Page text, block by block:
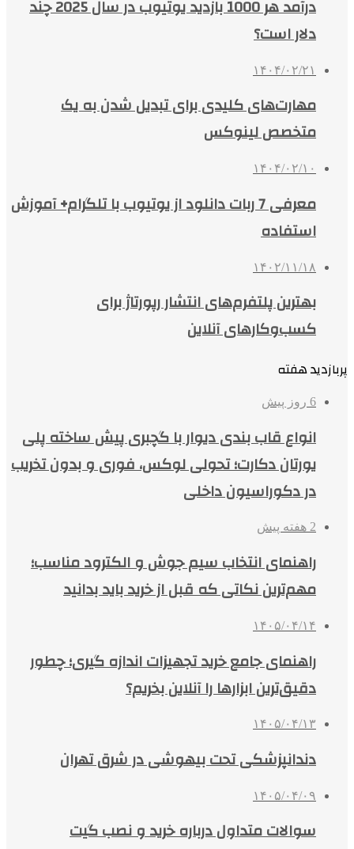
درآمد هر 1000 بازدید یوتیوب در سال 2025 چند
دلار است؟
۱۴۰۴/۰۲/۲۱
مهارت‌های کلیدی برای تبدیل شدن به یک
متخصص لینوکس
۱۴۰۴/۰۲/۱۰
معرفی 7 ربات دانلود از یوتیوب با تلگرام+ آموزش
استفاده
۱۴۰۲/۱۱/۱۸
بهترین پلتفرم‌های انتشار رپورتاژ برای
کسب‌وکارهای آنلاین
پربازدید هفته
6 روز پیش
انواع قاب بندی دیوار با گچبری پیش ساخته پلی
یورتان دکارت؛ تحولی لوکس، فوری و بدون تخریب
در دکوراسیون داخلی
2 هفته پیش
راهنمای انتخاب سیم جوش و الکترود مناسب؛
مهم‌ترین نکاتی که قبل از خرید باید بدانید
۱۴۰۵/۰۴/۱۴
راهنمای جامع خرید تجهیزات اندازه گیری؛ چطور
دقیق‌ترین ابزارها را آنلاین بخریم؟
۱۴۰۵/۰۴/۱۳
دندانپزشکی تحت بیهوشی در شرق تهران
۱۴۰۵/۰۴/۰۹
سوالات متداول درباره خرید و نصب گیت